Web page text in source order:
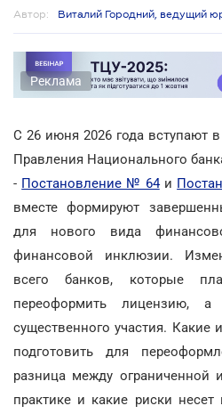
Автор: Виталий Городний, ведущий
Реклама
С 26 июня 2026 года вступают
Правления Национального
- Постановление № 64и
вместе формируют
для нового вида
финансовой инклюзии.
всего банков, которые
переоформить лицензию,
существенного участия.
подготовить для
разница между ограниченной
практике и какие риски несет